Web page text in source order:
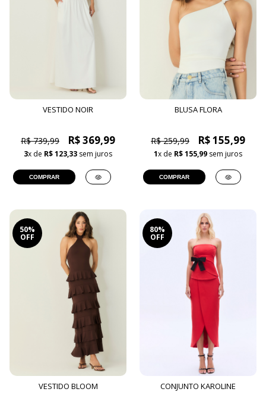
VESTIDO NOIR
R$ 739,99 R$ 369,99
3x de R$ 123,33 sem juros
COMPRAR
BLUSA FLORA
R$ 259,99 R$ 155,99
1x de R$ 155,99 sem juros
COMPRAR
50%
OFF
VESTIDO BLOOM
80%
OFF
CONJUNTO KAROLINE